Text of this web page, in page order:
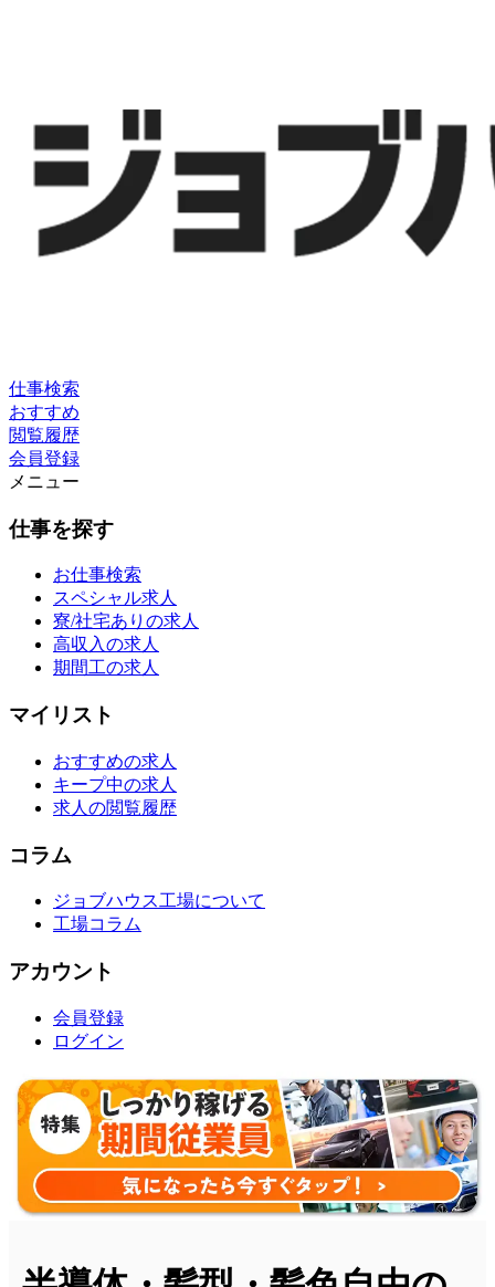
仕事検索
おすすめ
閲覧履歴
会員登録
メニュー
仕事を探す
お仕事検索
スペシャル求人
寮/社宅ありの求人
高収入の求人
期間工の求人
マイリスト
おすすめの求人
キープ中の求人
求人の閲覧履歴
コラム
ジョブハウス工場について
工場コラム
アカウント
会員登録
ログイン